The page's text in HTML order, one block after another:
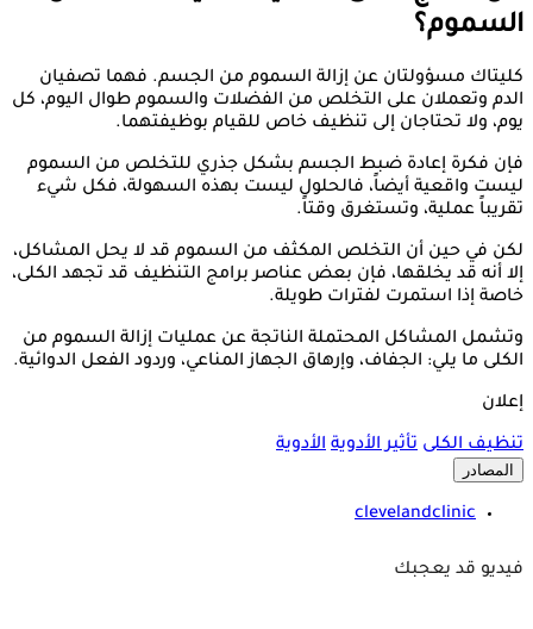
السموم؟
كليتاك مسؤولتان عن إزالة السموم من الجسم. فهما تصفيان
الدم وتعملان على التخلص من الفضلات والسموم طوال اليوم، كل
يوم، ولا تحتاجان إلى تنظيف خاص للقيام بوظيفتهما.
فإن فكرة إعادة ضبط الجسم بشكل جذري للتخلص من السموم
ليست واقعية أيضاً، فالحلول ليست بهذه السهولة، فكل شيء
تقريباً عملية، وتستغرق وقتاً.
لكن في حين أن التخلص المكثف من السموم قد لا يحل المشاكل،
إلا أنه قد يخلقها، فإن بعض عناصر برامج التنظيف قد تجهد الكلى،
خاصة إذا استمرت لفترات طويلة.
وتشمل المشاكل المحتملة الناتجة عن عمليات إزالة السموم من
الكلى ما يلي: الجفاف، وإرهاق الجهاز المناعي، وردود الفعل الدوائية.
إعلان
تنظيف الكلى تأثير الأدوية الأدوية
المصادر
clevelandclinic
فيديو قد يعجبك